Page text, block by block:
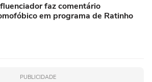
faz comentário
em programa de Ratinho
PUBLICIDADE